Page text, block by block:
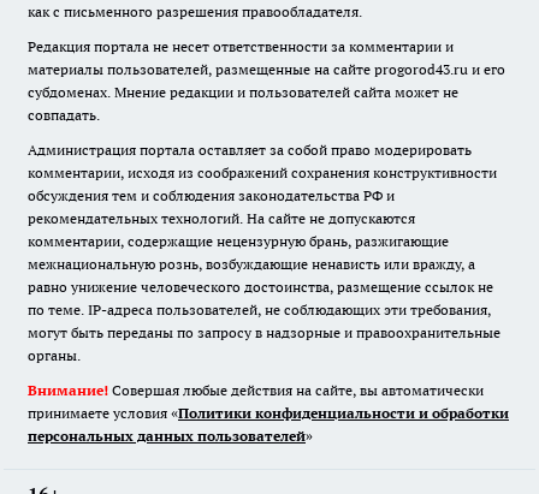
как с письменного разрешения правообладателя.
Редакция портала не несет ответственности за комментарии и
материалы пользователей, размещенные на сайте progorod43.ru и его
субдоменах. Мнение редакции и пользователей сайта может не
совпадать.
Администрация портала оставляет за собой право модерировать
комментарии, исходя из соображений сохранения конструктивности
обсуждения тем и соблюдения законодательства РФ и
рекомендательных технологий. На сайте не допускаются
комментарии, содержащие нецензурную брань, разжигающие
межнациональную рознь, возбуждающие ненависть или вражду, а
равно унижение человеческого достоинства, размещение ссылок не
по теме. IP-адреса пользователей, не соблюдающих эти требования,
могут быть переданы по запросу в надзорные и правоохранительные
органы.
Внимание! Совершая любые действия на сайте, вы автоматически
принимаете условия «Политики конфиденциальности и обработки
персональных данных пользователей»